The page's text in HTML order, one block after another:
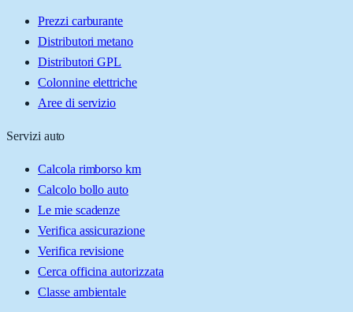
Prezzi carburante
Distributori metano
Distributori GPL
Colonnine elettriche
Aree di servizio
Servizi auto
Calcola rimborso km
Calcolo bollo auto
Le mie scadenze
Verifica assicurazione
Verifica revisione
Cerca officina autorizzata
Classe ambientale